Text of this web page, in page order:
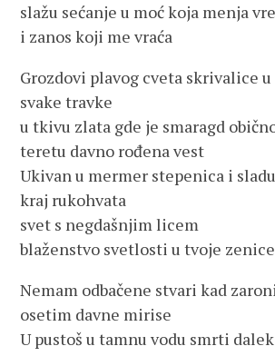
slažu sećanje u moć koja menja
i zanos koji me vraća
Grozdovi plavog cveta skrivalice
svake travke
u tkivu zlata gde je smaragd
teretu davno rođena vest
Ukivan u mermer stepenica i
kraj rukohvata
svet s negdašnjim licem
blaženstvo svetlosti u tvoje
Nemam odbačene stvari kad
osetim davne mirise
U pustoš u tamnu vodu smrti